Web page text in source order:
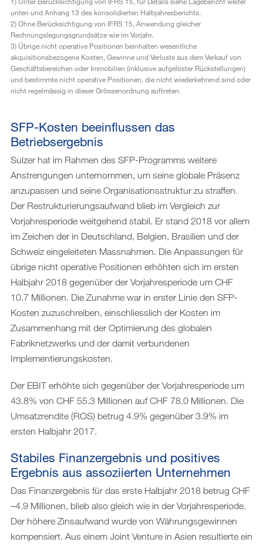
unten und Anhang 13 des konsolidierten Halbjahresberichts.
2)Ohne Berücksichtigung von IFRS 15, Anwendung gleicher
Rechnungslegungsgrundsätze wie im Vorjahr.
3) Übrige nicht operative Positionen beinhalten wesentliche
akquisitionsbezogene Kosten, Gewinne und Verluste aus dem Verkauf von
Geschäftsbereichen oder Immobilien (inklusive aufgelöster Rückstellungen)
und bestimmte nicht operative Positionen, die nicht wiederkehrend sind oder
nicht regelmässig in dieser Grössenordnung auftreten.
SFP-Kosten beeinflussen das
Betriebsergebnis
Sulzer hat im Rahmen des SFP-Programms weitere
Anstrengungen unternommen, um seine globale Präsenz
anzupassen und seine Organisationsstruktur zu straffen.
Der Restrukturierungsaufwand blieb im Vergleich zur
Vorjahresperiode weitgehend stabil. Er stand 2018 vor allem
im Zeichen der in Deutschland, Belgien, Brasilien und der
Schweiz eingeleiteten Massnahmen. Die Anpassungen für
übrige nicht operative Positionen erhöhten sich im ersten
Halbjahr 2018 gegenüber der Vorjahresperiode um CHF
10.7 Millionen. Die Zunahme war in erster Linie den SFP-
Kosten zuzuschreiben, einschliesslich der Kosten im
Zusammenhang mit der Optimierung des globalen
Fabriknetzwerks und der damit verbundenen
Implementierungskosten.
Der EBIT erhöhte sich gegenüber der Vorjahresperiode um
43.8% von CHF 55.3 Millionen auf CHF 78.0 Millionen. Die
Umsatzrendite (ROS) betrug 4.9% gegenüber 3.9% im
ersten Halbjahr 2017.
Stabiles Finanzergebnis und positives
Ergebnis aus assoziierten Unternehmen
Das Finanzergebnis für das erste Halbjahr 2018 betrug CHF
–4.9 Millionen, blieb also gleich wie in der Vorjahresperiode.
Der höhere Zinsaufwand wurde von Währungsgewinnen
kompensiert. Aus einem Joint Venture in Asien resultierte ein